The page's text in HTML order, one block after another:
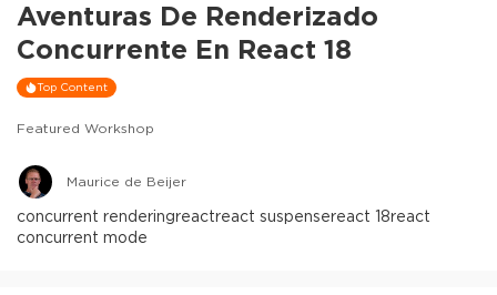
Aventuras De Renderizado
Concurrente En React 18
Top Content
Featured Workshop
Maurice de Beijer
concurrent renderingreactreact suspensereact 18react
concurrent mode